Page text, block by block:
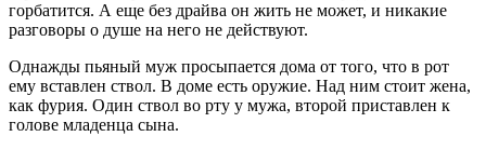
горбатится. А еще без драйва он жить не может, и никакие
разговоры о душе на него не действуют.
Однажды пьяный муж просыпается дома от того, что в рот
ему вставлен ствол. В доме есть оружие. Над ним стоит жена,
как фурия. Один ствол во рту у мужа, второй приставлен к
голове младенца сына.